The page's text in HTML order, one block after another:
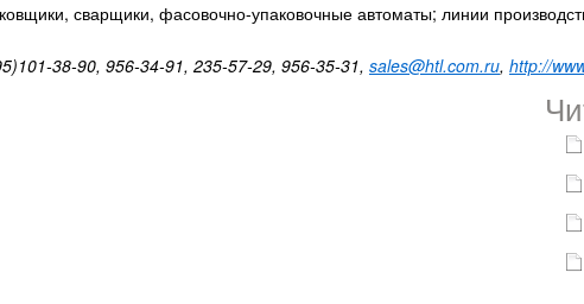
сварщики, фасовочно-упаковочные автоматы; линии
38-90, 956-34-91, 235-57-29, 956-35-31, sales@htl.com.ru, http://